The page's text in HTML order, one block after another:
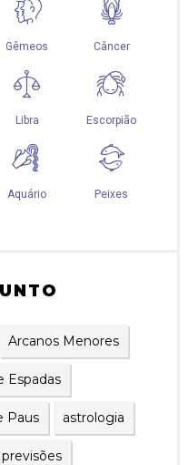
Arcanos Menores
Espadas
Paus astrologia
previsões